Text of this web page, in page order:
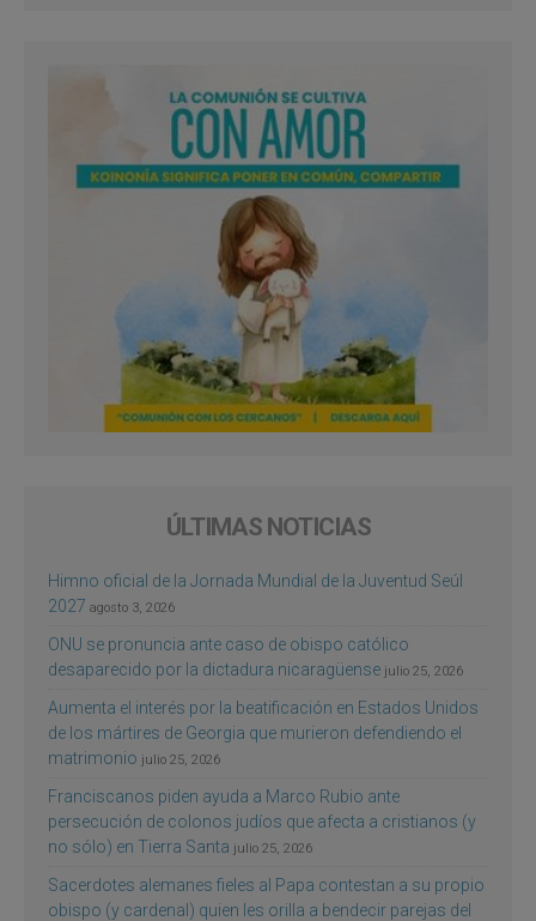
ÚLTIMAS NOTICIAS
Himno oficial de la Jornada Mundial de la Juventud Seúl
2027 agosto 3, 2026
ONU se pronuncia ante caso de obispo católico
desaparecido por la dictadura nicaragüense julio 25, 2026
Aumenta el interés por la beatificación en Estados Unidos
de los mártires de Georgia que murieron defendiendo el
matrimonio julio 25, 2026
Franciscanos piden ayuda a Marco Rubio ante
persecución de colonos judíos que afecta a cristianos (y
no sólo) en Tierra Santa julio 25, 2026
Sacerdotes alemanes fieles al Papa contestan a su propio
obispo (y cardenal) quien les orilla a bendecir parejas del